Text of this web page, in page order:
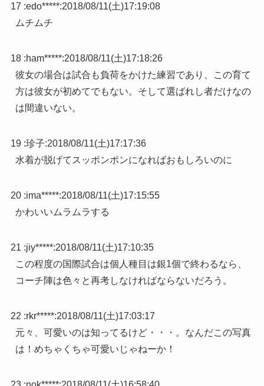
17 :edo*****:2018/08/11(土)17:19:08
ムチムチ
18 :ham*****:2018/08/11(土)17:18:26
彼女の場合は試合も負荷をかけた練習であり、この育て
方は彼女が初めてでもない。そして選ばれし者だけなの
は間違いない。
19 :珍子:2018/08/11(土)17:17:36
水着が脱げてスッポンポンになればおもしろいのに
20 :ima*****:2018/08/11(土)17:15:55
かわいいムラムラする
21 :jiy*****:2018/08/11(土)17:10:35
この程度の国際試合は個人種目は銀1個で終わるなら、
コーチ陣は色々と再考しなければならないだろう。
22 :rkr*****:2018/08/11(土)17:03:17
元々、可愛いのは知ってるけど・・・。なんだこの写真
は！めちゃくちゃ可愛いじゃねーか！